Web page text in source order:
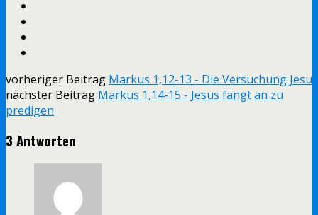
vorheriger Beitrag Markus 1,12-13 - Die Versuchung Jesu
nächster Beitrag Markus 1,14-15 - Jesus fängt an zu
predigen
3 Antworten